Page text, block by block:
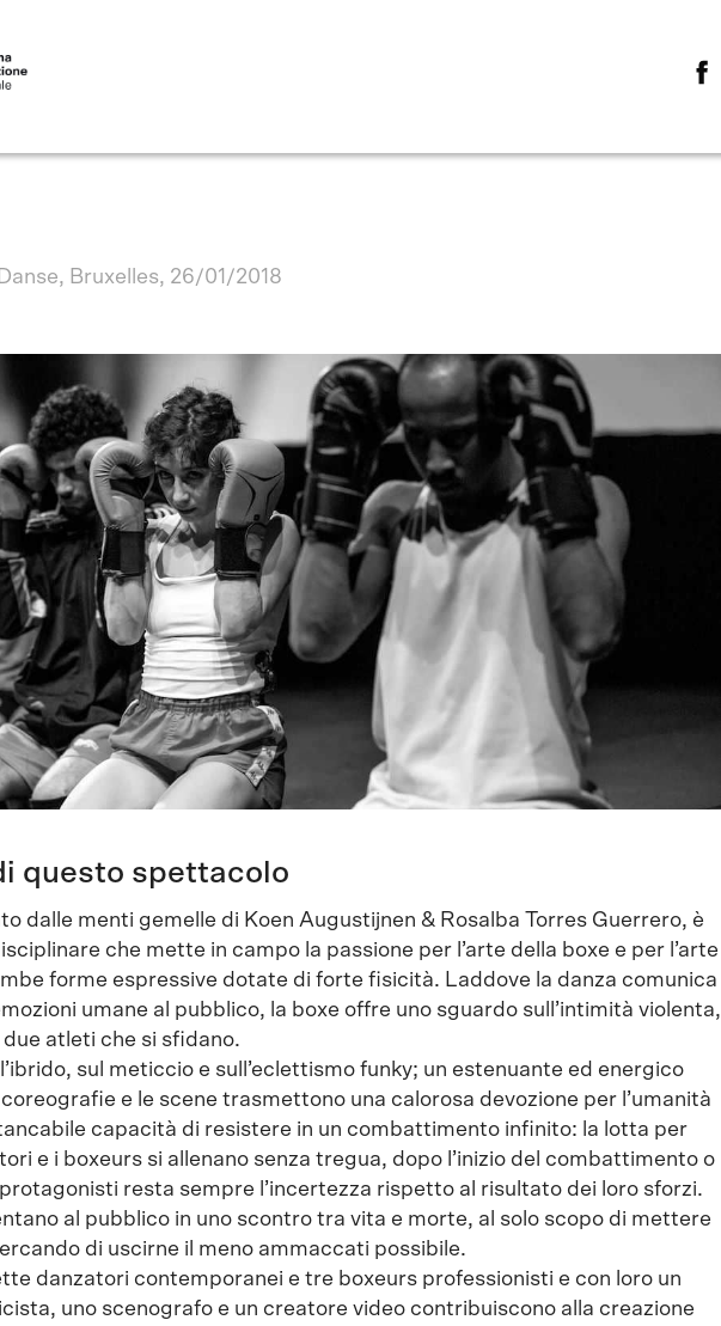
Bruxelles, 26/01/2018
questo spettacolo
dalle menti gemelle di Koen Augustijnen & Rosalba Torres Guerrero, è
che mette in campo la passione per l’arte della boxe e per l’arte
forme espressive dotate di forte fisicità. Laddove la danza comunica
umane al pubblico, la boxe offre uno sguardo sull’intimità violenta,
atleti che si sfidano.
sul meticcio e sull’eclettismo funky; un estenuante ed energico
e le scene trasmettono una calorosa devozione per l’umanità
capacità di resistere in un combattimento infinito: la lotta per
e i boxeurs si allenano senza tregua, dopo l’inizio del combattimento o
resta sempre l’incertezza rispetto al risultato dei loro sforzi.
al pubblico in uno scontro tra vita e morte, al solo scopo di mettere
di uscirne il meno ammaccati possibile.
danzatori contemporanei e tre boxeurs professionisti e con loro un
uno scenografo e un creatore video contribuiscono alla creazione